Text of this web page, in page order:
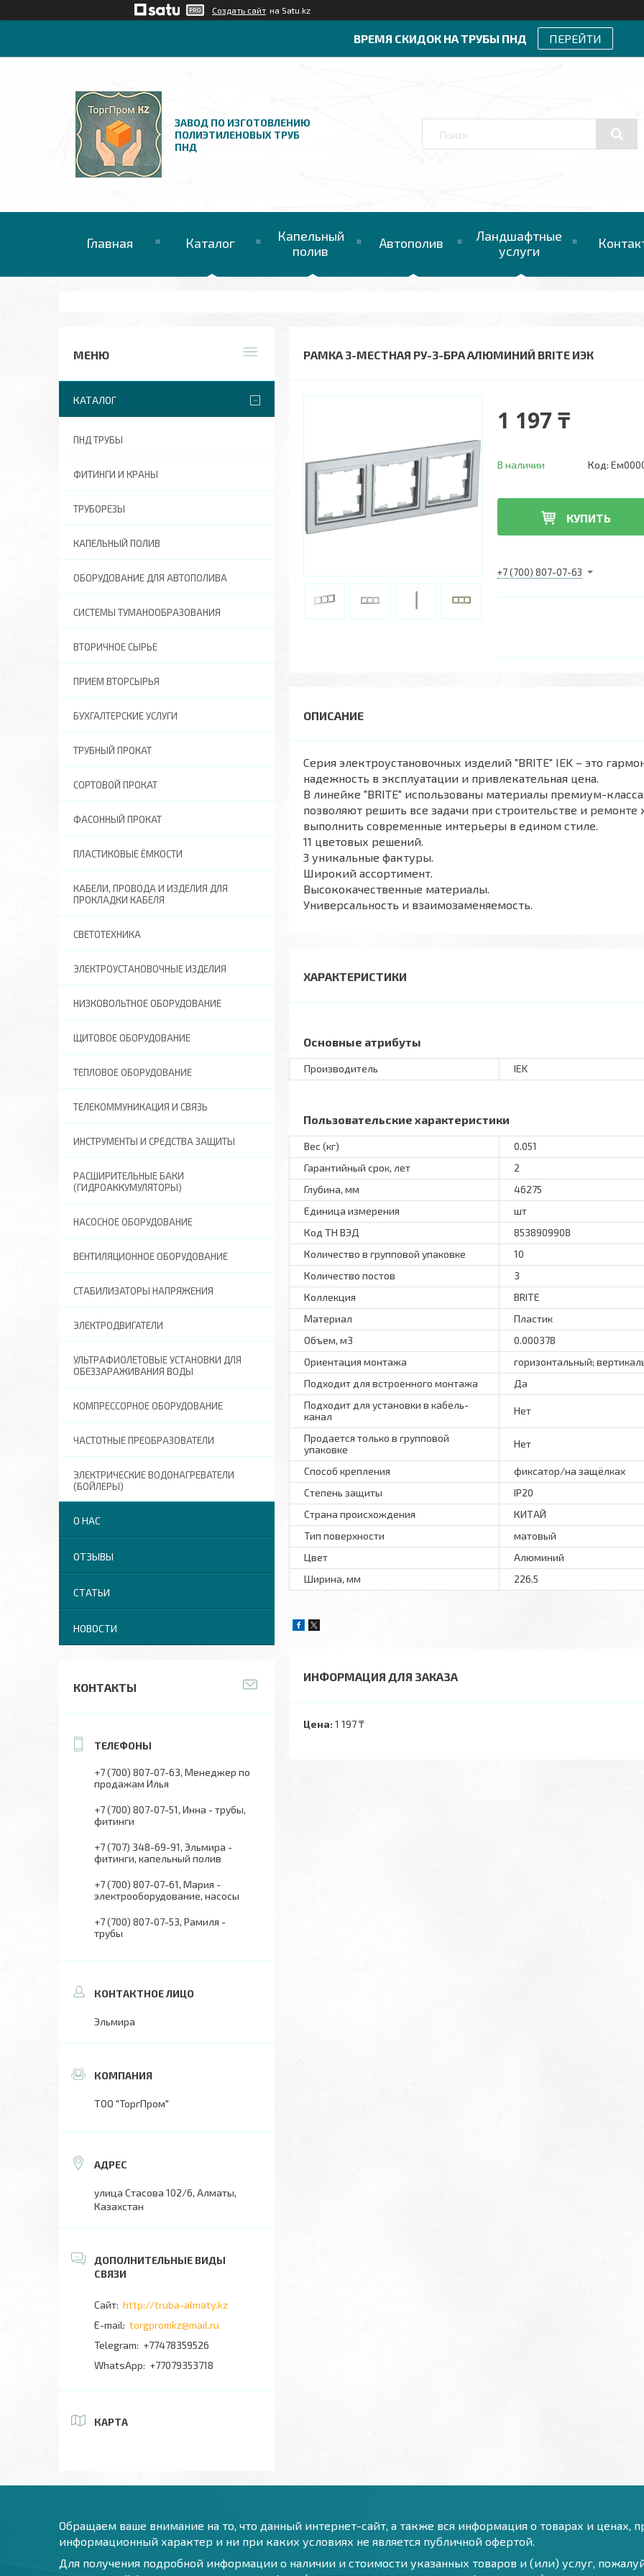
Создать сайт на Satu.kz
ВРЕМЯ СКИДОК НА ТРУБЫ ПНД ПЕРЕЙТИ
ЗАВОД ПО ИЗГОТОВЛЕНИЮ
ПОЛИЭТИЛЕНОВЫХ ТРУБ
ПНД
Главная Каталог
Капельный
полив
Автополив
Ландшафтные
услуги
РАМКА 3-МЕСТНАЯ РУ-3-БРА АЛЮМИНИЙ BRITE ИЭК
1 197 ₸
В наличии Код:
КУПИТЬ
+7 (700) 807-07-63
Серия электроустановочных изделий "BRITE" IEK – это
надежность в эксплуатации и привлекательная цена.
В линейке "BRITE" использованы материалы премиум-
позволяют решить все задачи при строительстве и
выполнить современные интерьеры в едином стиле.
11 цветовых решений.
3 уникальные фактуры.
Широкий ассортимент.
Высококачественные материалы.
Универсальность и взаимозаменяемость.
ХАРАКТЕРИСТИКИ
Основные атрибуты
Производитель IEK
Пользовательские характеристики
Вес (кг)
0.051
Гарантийный срок, лет
2
Глубина, мм
46275
Единица измерения
шт
Код ТН ВЭД
8538909908
Количество в групповой упаковке
10
Количество постов
3
Коллекция
BRITE
Материал
Пластик
Объем, м3
0.000378
Ориентация монтажа
горизонтальный;
Подходит для встроенного монтажа
Да
Подходит для установки в кабель-
канал
Нет
Продается только в групповой
упаковке
Нет
Способ крепления
фиксатор/на защёлках
Степень защиты
IP20
Страна происхождения
КИТАЙ
Тип поверхности
матовый
Цвет
Алюминий
Ширина, мм
226.5
ИНФОРМАЦИЯ ДЛЯ ЗАКАЗА
Цена: 1 197 ₸
КАТАЛОГ
ПНД ТРУБЫ
ФИТИНГИ И КРАНЫ
ТРУБОРЕЗЫ
КАПЕЛЬНЫЙ ПОЛИВ
ОБОРУДОВАНИЕ ДЛЯ АВТОПОЛИВА
СИСТЕМЫ ТУМАНООБРАЗОВАНИЯ
ВТОРИЧНОЕ СЫРЬЕ
ПРИЕМ ВТОРСЫРЬЯ
БУХГАЛТЕРСКИЕ УСЛУГИ
ТРУБНЫЙ ПРОКАТ
СОРТОВОЙ ПРОКАТ
ФАСОННЫЙ ПРОКАТ
ПЛАСТИКОВЫЕ ЁМКОСТИ
КАБЕЛИ, ПРОВОДА И ИЗДЕЛИЯ ДЛЯ
ПРОКЛАДКИ КАБЕЛЯ
СВЕТОТЕХНИКА
ЭЛЕКТРОУСТАНОВОЧНЫЕ ИЗДЕЛИЯ
НИЗКОВОЛЬТНОЕ ОБОРУДОВАНИЕ
ЩИТОВОЕ ОБОРУДОВАНИЕ
ТЕПЛОВОЕ ОБОРУДОВАНИЕ
ТЕЛЕКОММУНИКАЦИЯ И СВЯЗЬ
ИНСТРУМЕНТЫ И СРЕДСТВА ЗАЩИТЫ
РАСШИРИТЕЛЬНЫЕ БАКИ
(ГИДРОАККУМУЛЯТОРЫ)
НАСОСНОЕ ОБОРУДОВАНИЕ
ВЕНТИЛЯЦИОННОЕ ОБОРУДОВАНИЕ
СТАБИЛИЗАТОРЫ НАПРЯЖЕНИЯ
ЭЛЕКТРОДВИГАТЕЛИ
УЛЬТРАФИОЛЕТОВЫЕ УСТАНОВКИ ДЛЯ
ОБЕЗЗАРАЖИВАНИЯ ВОДЫ
КОМПРЕССОРНОЕ ОБОРУДОВАНИЕ
ЧАСТОТНЫЕ ПРЕОБРАЗОВАТЕЛИ
ЭЛЕКТРИЧЕСКИЕ ВОДОНАГРЕВАТЕЛИ
(БОЙЛЕРЫ)
О НАС
ОТЗЫВЫ
СТАТЬИ
НОВОСТИ
КОНТАКТЫ
+7 (700) 807-07-63 Менеджер по
продажам Илья
+7 (700) 807-07-51 Инна - трубы,
фитинги
+7 (707) 348-69-91 Эльмира -
фитинги, капельный полив
+7 (700) 807-07-61 Мария -
электрооборудование, насосы
+7 (700) 807-07-53 Рамиля -
трубы
Эльмира
ТОО "ТоргПром"
улица Стасова 102/6, Алматы,
Казахстан
http://truba-almaty.kz
torgpromkz@mail.ru
+77478359526
+77079353718
КАРТА
Обращаем ваше внимание на то, что данный интернет-сайт, а также вся информация о товарах и ценах,
информационный характер и ни при каких условиях не является публичной офертой.
Для получения подробной информации о наличии и стоимости указанных товаров и (или) услуг,